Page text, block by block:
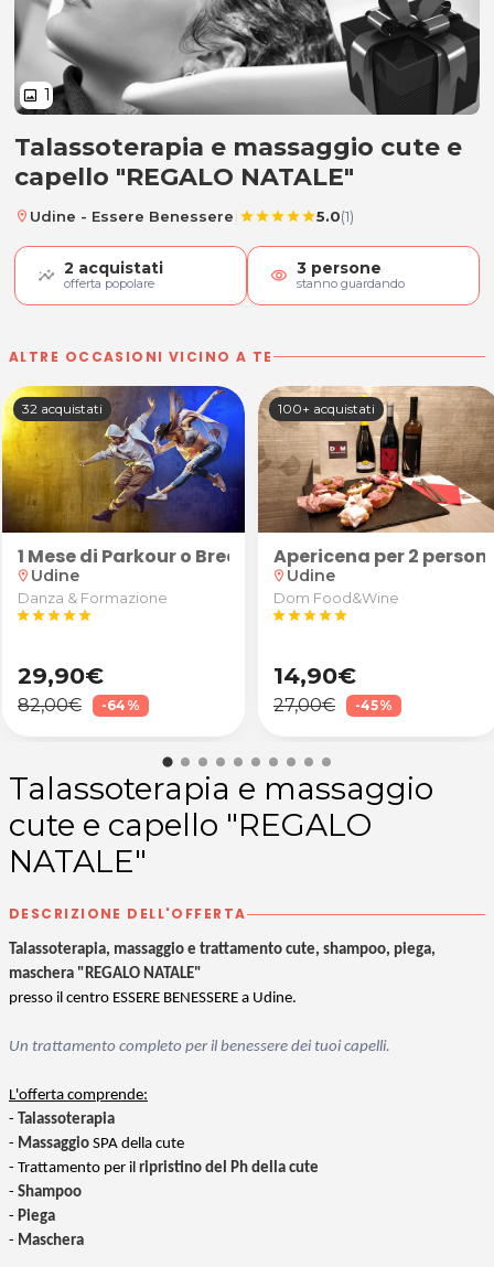
image 1
Talassoterapia e massaggio cute
Talassoterapia e massaggio cute e
capello "REGALO NATALE"
location_on Udine - Essere Benessere starstarstarstarstar5.0(1)
2 acquistati
offerta popolare visibility 3 persone
stanno guardando
ALTRE OCCASIONI VICINO A TE
sportivi schiena, cervicale, spalle e arti
32 acquistati
1 Mese di Parkour o Breakdance
location_on Udine
Danza & Formazione
starstarstarstarstar
29,90€
82,00€ -64%
100+ acquistati
Apericena per 2
location_on Udine
Dom Food&Wine
starstarstarstarstar
14,90€
27,00€ -45%
Talassoterapia e massaggio
cute e capello "REGALO
NATALE"
DESCRIZIONE DELL'OFFERTA
Talassoterapia, massaggio e trattamento cute, shampoo, piega,
maschera "REGALO NATALE"
presso il centro ESSERE BENESSERE a Udine.
Un trattamento completo per il benessere dei tuoi capelli.
L'offerta comprende:
- Talassoterapia
- Massaggio SPA della cute
- Trattamento per il ripristino del Ph della cute
- Shampoo
- Piega
- Maschera